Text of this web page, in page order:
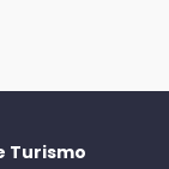
Turismo